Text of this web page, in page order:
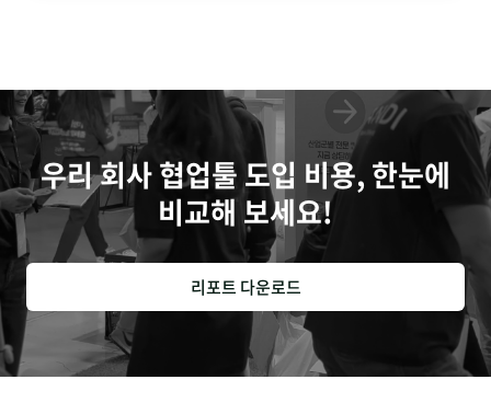
우리 회사 협업툴 도입 비용, 한눈에
비교해 보세요!
리포트 다운로드